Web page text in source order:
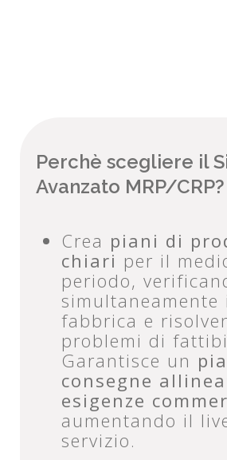
Perchè scegliere il
Avanzato MRP/CRP?
Crea piani di
chiari per il
periodo,
fabbrica e
problemi di
Garantisce un
consegne
esigenze
aumentando il
servizio.